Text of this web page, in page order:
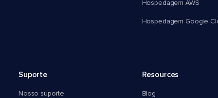
Hospedagem AWS
Hospedagem Google
Suporte
Nosso suporte
Resources
Blog